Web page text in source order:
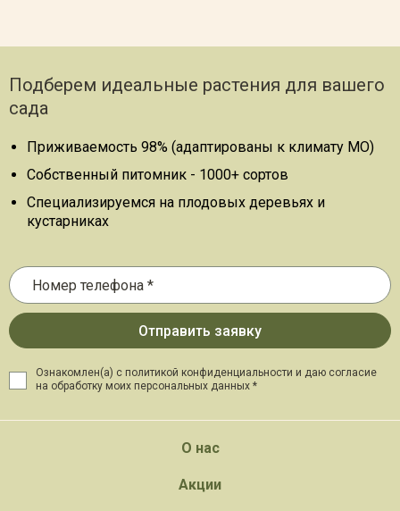
Подберем идеальные растения для вашего
сада
Приживаемость 98% (адаптированы к климату МО)
Собственный питомник - 1000+ сортов
Специализируемся на плодовых деревьях и
кустарниках
Ознакомлен(а) с политикой конфиденциальности и даю согласие
на обработку моих персональных данных *
О нас
Акции